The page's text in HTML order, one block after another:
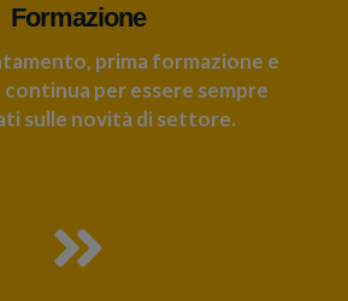
Formazione
prima formazione e
per essere sempre
sulle novità di settore.